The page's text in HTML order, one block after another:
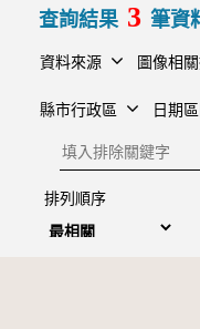
查詢結果 3 筆資
資料來源 圖像相
縣市行政區 日期
排除關鍵字
排列順序